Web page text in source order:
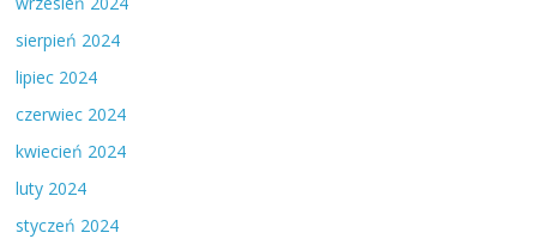
sierpień 2024
lipiec 2024
czerwiec 2024
kwiecień 2024
luty 2024
styczeń 2024